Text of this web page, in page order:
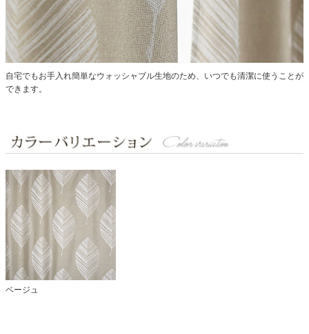
自宅でもお手入れ簡単なウォッシャブル生地のため、いつでも清潔に使うことが
できます。
ベージュ